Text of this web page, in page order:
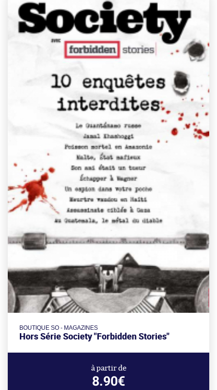
BOUTIQUE SO - MAGAZINES
Hors Série Society "Forbidden Stories"
à partir de
8.90€